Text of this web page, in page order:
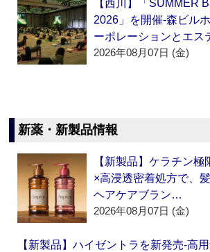
【西川】「SUMMER
2026」を開催‐森ビル
ーポレーションとエス
2026年08月07日 (金)
新薬・新製品情報
【新製品】ケラチン
×高浸透密着処方で、
ヘアケアブラン…
2026年08月07日 (金)
【新製品】ハイゼントラを新発売‐高